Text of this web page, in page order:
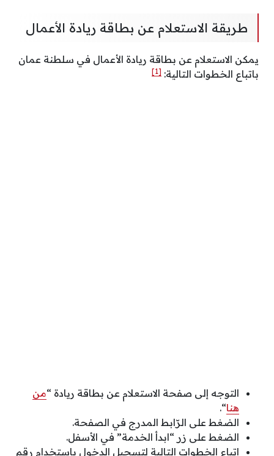
طريقة الاستعلام عن بطاقة ريادة الأعمال
يمكن الاستعلام عن بطاقة ريادة الأعمال في سلطنة عمان
باتباع الخطوات التالية: [1]
التوجه إلى صفحة الاستعلام عن بطاقة ريادة “من
هنا“.
الضغط على الرّابط المدرج في الصفحة.
الضغط على زر “ابدأ الخدمة” في الأسفل.
اتباع الخطوات التالية لتسجيل الدخول باستخدام رقم